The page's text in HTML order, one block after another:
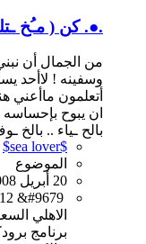
.●. كن ( مـُخ
من الجمال أن
وسفينه ! لاأحد
أتعلمون ماأعني
ان يبوح
بالح ـياء .. بالخ
$sea lover$
الموضوع
20 أبريل 2008
&#9679
الاهلي
برنامج